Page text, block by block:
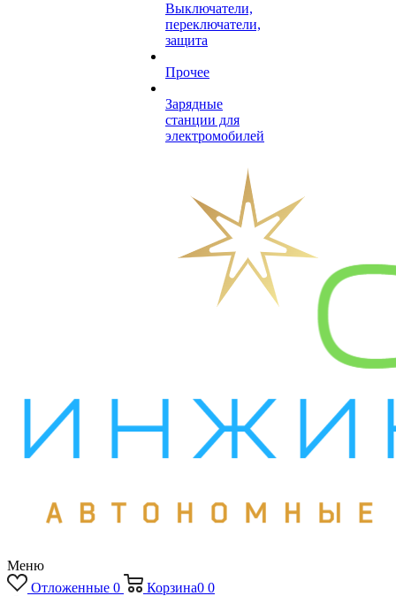
Выключатели,
переключатели,
защита
Прочее
Зарядные
станции для
электромобилей
Меню
Отложенные 0 Корзина0 0